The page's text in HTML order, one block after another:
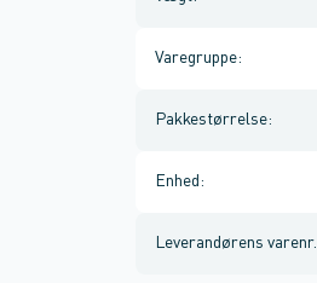
Varegruppe:
Pakkestørrelse:
Enhed :
Leverandørens varenr.